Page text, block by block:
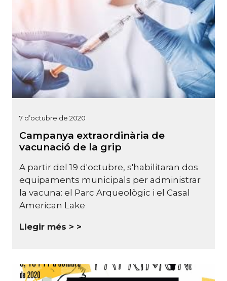
7 d’octubre de 2020
Campanya extraordinària de
vacunació de la grip
A partir del 19 d'octubre, s'habilitaran dos
equipaments municipals per administrar
la vacuna: el Parc Arqueològic i el Casal
American Lake
Llegir més >